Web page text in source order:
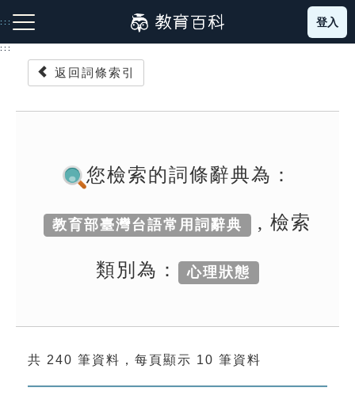
到
主
:::
成語故事
索引選單
登入
:::
返回詞條索引
您檢索的詞條辭典為：
教育部臺灣台語常用詞辭典 , 檢索
類別為： 心理狀態
共 240 筆資料，每頁顯示 10 筆資料